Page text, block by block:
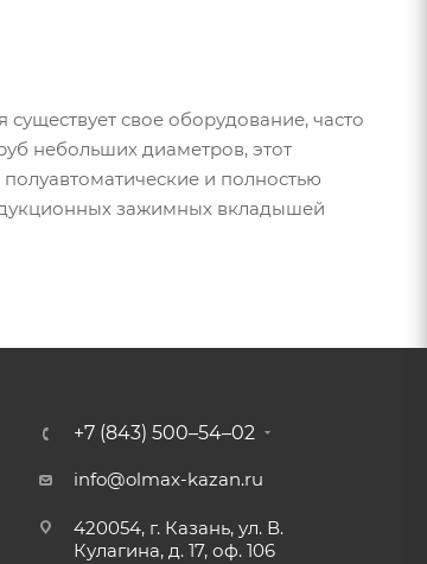
свое оборудование, часто
небольших диаметров, этот
и полностью
зажимных вкладышей
+7 (843) 500–54–02
info@olmax-kazan.ru
420054, г. Казань, ул. В.
Кулагина, д. 17, оф. 106